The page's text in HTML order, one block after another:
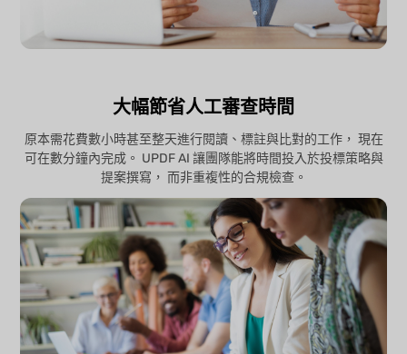
大幅節省人工審查時間
原本需花費數小時甚至整天進行閱讀、標註與比對的工作， 現在
可在數分鐘內完成。 UPDF AI 讓團隊能將時間投入於投標策略與
提案撰寫， 而非重複性的合規檢查。